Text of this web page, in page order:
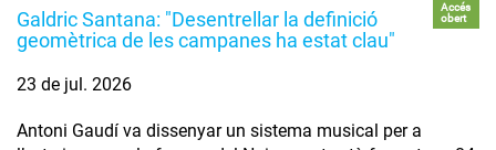
Galdric Santana: "Desentrellar la definició
geomètrica de les campanes ha estat clau"
Accés
obert
23 de jul. 2026
Antoni Gaudí va dissenyar un sistema musical per a